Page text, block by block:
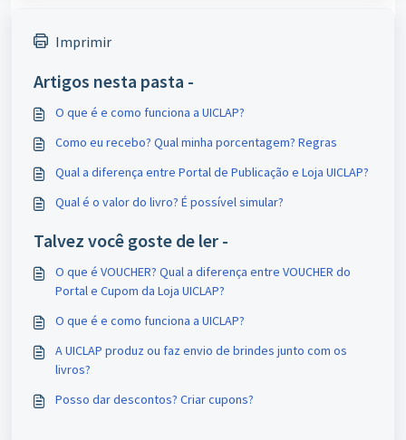
Imprimir
Artigos nesta pasta -
O que é e como funciona a UICLAP?
Como eu recebo? Qual minha porcentagem? Regras
Qual a diferença entre Portal de Publicação e Loja UICLAP?
Qual é o valor do livro? É possível simular?
Talvez você goste de ler -
O que é VOUCHER? Qual a diferença entre VOUCHER do
Portal e Cupom da Loja UICLAP?
O que é e como funciona a UICLAP?
A UICLAP produz ou faz envio de brindes junto com os
livros?
Posso dar descontos? Criar cupons?